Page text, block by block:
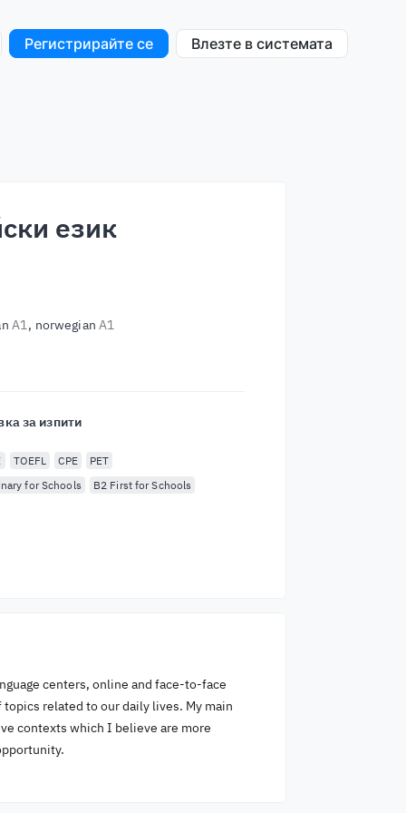
Регистрирайте се Влезте в системата
език
A1 norwegianA1
за изпити
TOEFL CPE
PET
for Schools
B2 First for Schools
centers, online and face-to-face
related to our daily lives. My main
contexts which I believe are more